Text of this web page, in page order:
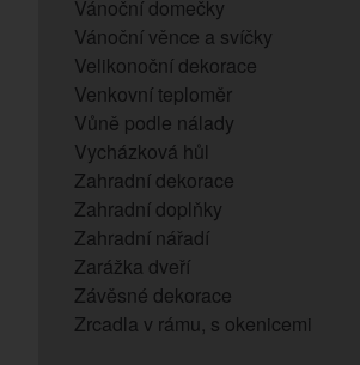
Vánoční domečky
Vánoční věnce a svíčky
Velikonoční dekorace
Venkovní teploměr
Vůně podle nálady
Vycházková hůl
Zahradní dekorace
Zahradní doplňky
Zahradní nářadí
Zarážka dveří
Závěsné dekorace
Zrcadla v rámu, s okenicemi